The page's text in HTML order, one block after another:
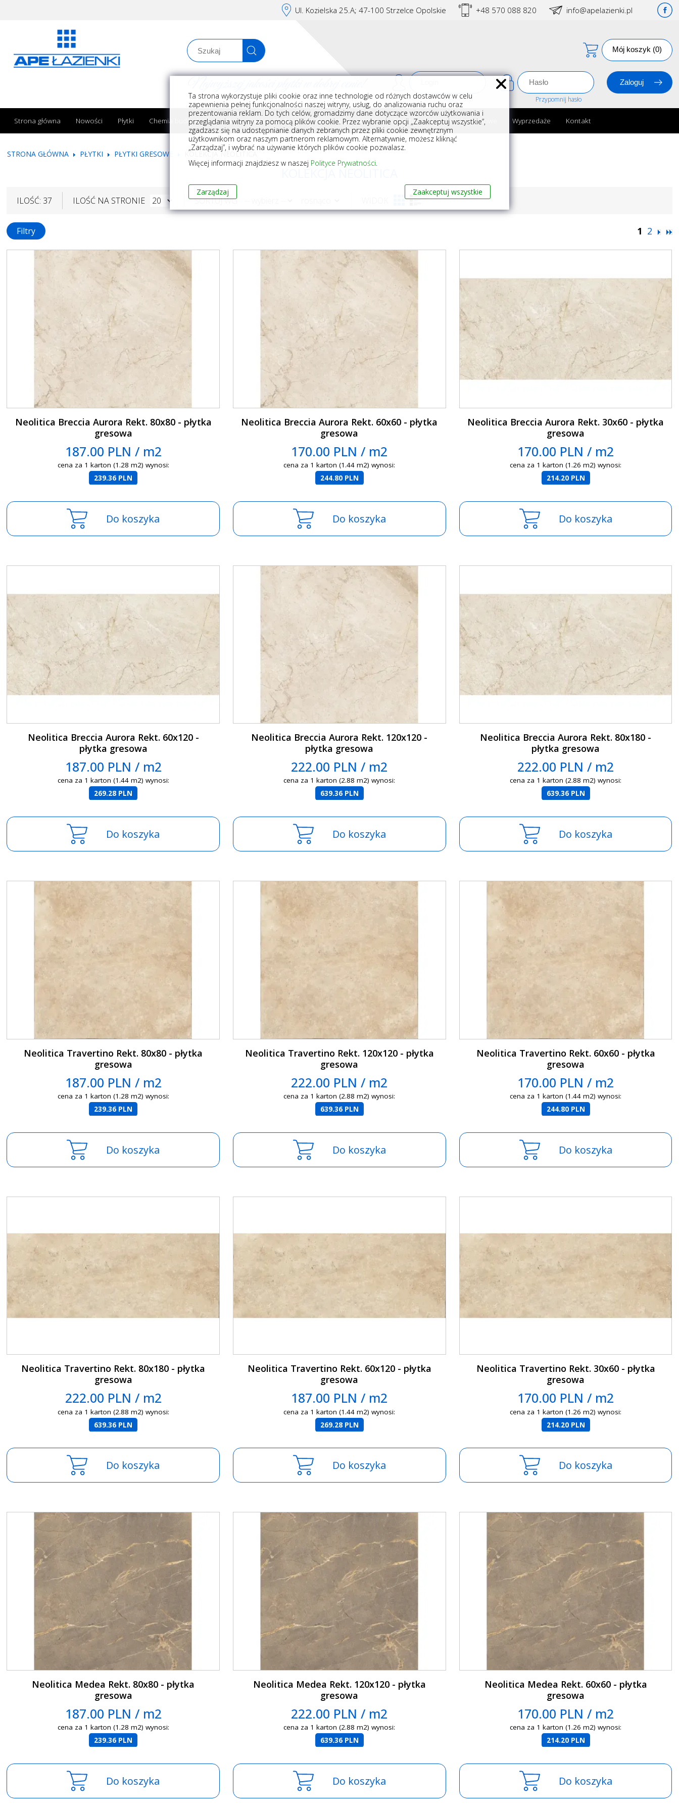
Ul. Kozielska 25.A; 47-100 Strzelce Opolskie +48 570 088 820 info@apelazienki.pl
Mój koszyk (0)
Rejestracja Przypomnij hasło
Strona główna Nowości Płytki Chemia budowlana Akcesoria do układania płytek Wyposażenie Armatura i akcesoria łazienkowe Wyprzedaże Kontakt
STRONA GŁÓWNA PŁYTKI PŁYTKI GRESOWE KOLEKCJA NEOLITICA
KOLEKCJA NEOLITICA
ILOŚĆ: 37 ILOŚĆ NA STRONIE SORTUJ WG
1 2
Filtry
Neolitica Breccia Aurora Rekt. 80x80 - płytka
gresowa
187.00 PLN / m2
cena za 1 karton (1.28 m2) wynosi:
239.36 PLN
Do koszyka
Neolitica Breccia Aurora Rekt. 60x60 - płytka
gresowa
170.00 PLN / m2
cena za 1 karton (1.44 m2) wynosi:
244.80 PLN
Do koszyka
Neolitica Breccia Aurora Rekt. 30x60 - płytka
gresowa
170.00 PLN / m2
cena za 1 karton (1.26 m2) wynosi:
214.20 PLN
Do koszyka
Neolitica Breccia Aurora Rekt. 60x120 -
płytka gresowa
187.00 PLN / m2
cena za 1 karton (1.44 m2) wynosi:
269.28 PLN
Do koszyka
Neolitica Breccia Aurora Rekt. 120x120 -
płytka gresowa
222.00 PLN / m2
cena za 1 karton (2.88 m2) wynosi:
639.36 PLN
Do koszyka
Neolitica Breccia Aurora Rekt. 80x180 -
płytka gresowa
222.00 PLN / m2
cena za 1 karton (2.88 m2) wynosi:
639.36 PLN
Do koszyka
Neolitica Travertino Rekt. 80x80 - płytka
gresowa
187.00 PLN / m2
cena za 1 karton (1.28 m2) wynosi:
239.36 PLN
Do koszyka
Neolitica Travertino Rekt. 120x120 - płytka
gresowa
222.00 PLN / m2
cena za 1 karton (2.88 m2) wynosi:
639.36 PLN
Do koszyka
Neolitica Travertino Rekt. 60x60 - płytka
gresowa
170.00 PLN / m2
cena za 1 karton (1.44 m2) wynosi:
244.80 PLN
Do koszyka
Neolitica Travertino Rekt. 80x180 - płytka
gresowa
222.00 PLN / m2
cena za 1 karton (2.88 m2) wynosi:
639.36 PLN
Do koszyka
Neolitica Travertino Rekt. 60x120 - płytka
gresowa
187.00 PLN / m2
cena za 1 karton (1.44 m2) wynosi:
269.28 PLN
Do koszyka
Neolitica Travertino Rekt. 30x60 - płytka
gresowa
170.00 PLN / m2
cena za 1 karton (1.26 m2) wynosi:
214.20 PLN
Do koszyka
Neolitica Medea Rekt. 80x80 - płytka
gresowa
187.00 PLN / m2
cena za 1 karton (1.28 m2) wynosi:
239.36 PLN
Do koszyka
Neolitica Medea Rekt. 120x120 - płytka
gresowa
222.00 PLN / m2
cena za 1 karton (2.88 m2) wynosi:
639.36 PLN
Do koszyka
Neolitica Medea Rekt. 60x60 - płytka
gresowa
170.00 PLN / m2
cena za 1 karton (1.26 m2) wynosi:
214.20 PLN
Do koszyka
Ta strona wykorzystuje pliki cookie oraz inne technologie od różnych dostawców w celu
zapewnienia pełnej funkcjonalności naszej witryny, usług, do analizowania ruchu oraz
prezentowania reklam. Do tych celów, gromadzimy dane dotyczące wzorców użytkowania i
przeglądania witryny za pomocą plików cookie. Przez wybranie opcji „Zaakceptuj wszystkie”,
zgadzasz się na udostępnianie danych zebranych przez pliki cookie zewnętrznym
użytkownikom oraz naszym partnerom reklamowym. Alternatywnie, możesz kliknąć
„Zarządzaj”, i wybrać na używanie których plików cookie pozwalasz.
Więcej informacji znajdziesz w naszej Polityce Prywatności.
Zarządzaj Zaakceptuj wszystkie